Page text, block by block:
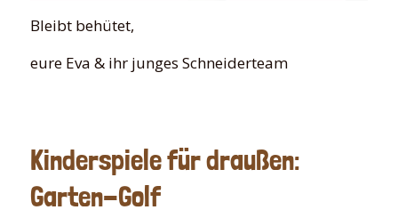
Bleibt behütet,
eure Eva & ihr junges Schneiderteam
Kinderspiele für draußen:
Garten-Golf